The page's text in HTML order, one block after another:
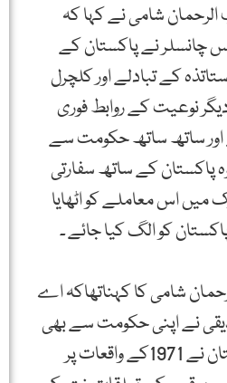
شامی نے کہا کہ
چانسلر نے پاکستان کے
کے تبادلے اور کلچرل
نوعیت کے روابط فوری
اور ساتھ ساتھ حکومت سے
پاکستان کے ساتھ سفارتی
اس معاملے کو اٹھایا
کو الگ کیا جائے ۔
شامی کا کہناتھاکہ اے
نے اپنی حکومت سے بھی
مطالبہ کیاہے کہ پاکستان نے 1971کے واقعات پر